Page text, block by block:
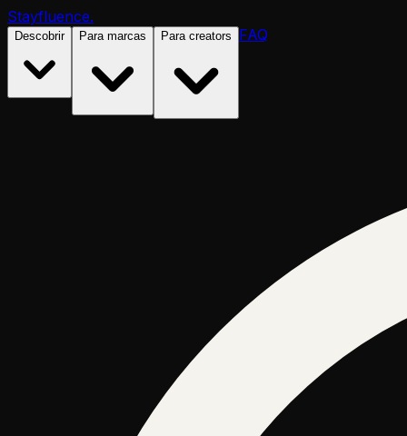
Stayfluence.
Descobrir Para marcas Para creators FAQ